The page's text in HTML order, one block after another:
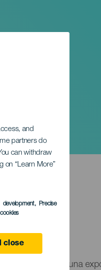
and
partners do
can withdraw
on “Learn More”
development, Precise
close
"Raíces", una